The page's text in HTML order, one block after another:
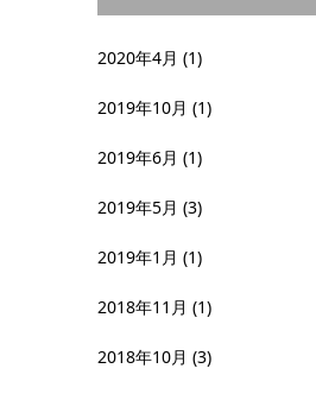
2020年4月 (1)
2019年10月 (1)
2019年6月 (1)
2019年5月 (3)
2019年1月 (1)
2018年11月 (1)
2018年10月 (3)